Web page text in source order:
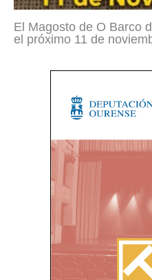
El Magosto de O Barco
el próximo 11 de